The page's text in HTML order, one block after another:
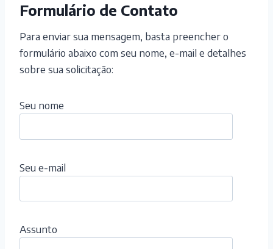
Formulário de Contato
Para enviar sua mensagem, basta preencher o
formulário abaixo com seu nome, e-mail e detalhes
sobre sua solicitação:
Seu nome
Seu e-mail
Assunto